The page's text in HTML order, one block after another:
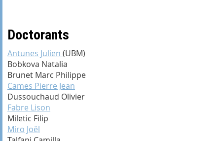
Doctorants
Antunes Julien (UBM)
Bobkova Natalia
Brunet Marc Philippe
Cames Pierre Jean
Dussouchaud Olivier
Fabre Lison
Miletic Filip
Miro Joël